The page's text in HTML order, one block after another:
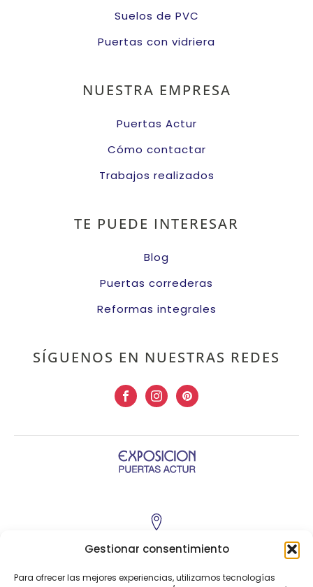
Gestionar consentimiento
Para ofrecer las mejores experiencias, utilizamos tecnologías
Suelos de PVC
Puertas con vidriera
NUESTRA EMPRESA
Puertas Actur
Cómo contactar
Trabajos realizados
TE PUEDE INTERESAR
Blog
Puertas correderas
Reformas integrales
SÍGUENOS EN NUESTRAS REDES
C/ Poeta Pablo Neruda, 2